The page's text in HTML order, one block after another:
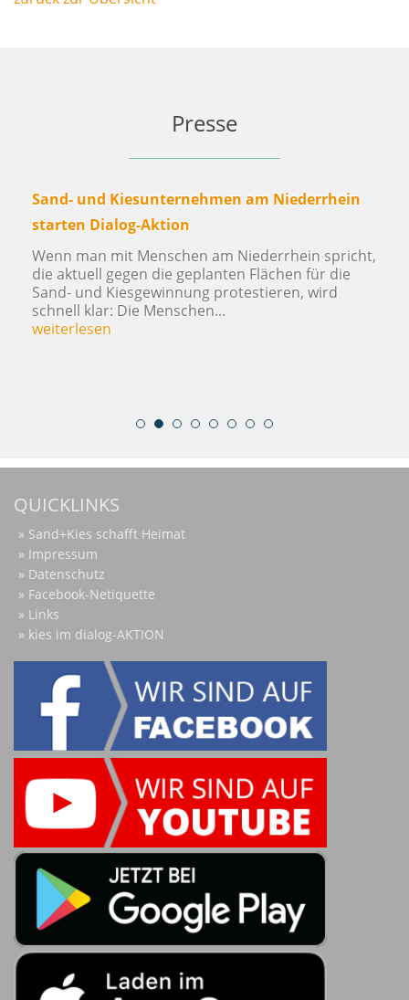
Presse
Kiesunternehmen am Niederrhein
Aktion
Menschen am Niederrhein spricht,
die geplanten Flächen für die
protestieren, wird
Die Menschen...
Mehr Dialog –
Wesel,
Initiativkreises
QUICKLINKS
Sand+Kies schafft Heimat
Impressum
Datenschutz
Facebook-Netiquette
Links
kies im dialog-AKTION